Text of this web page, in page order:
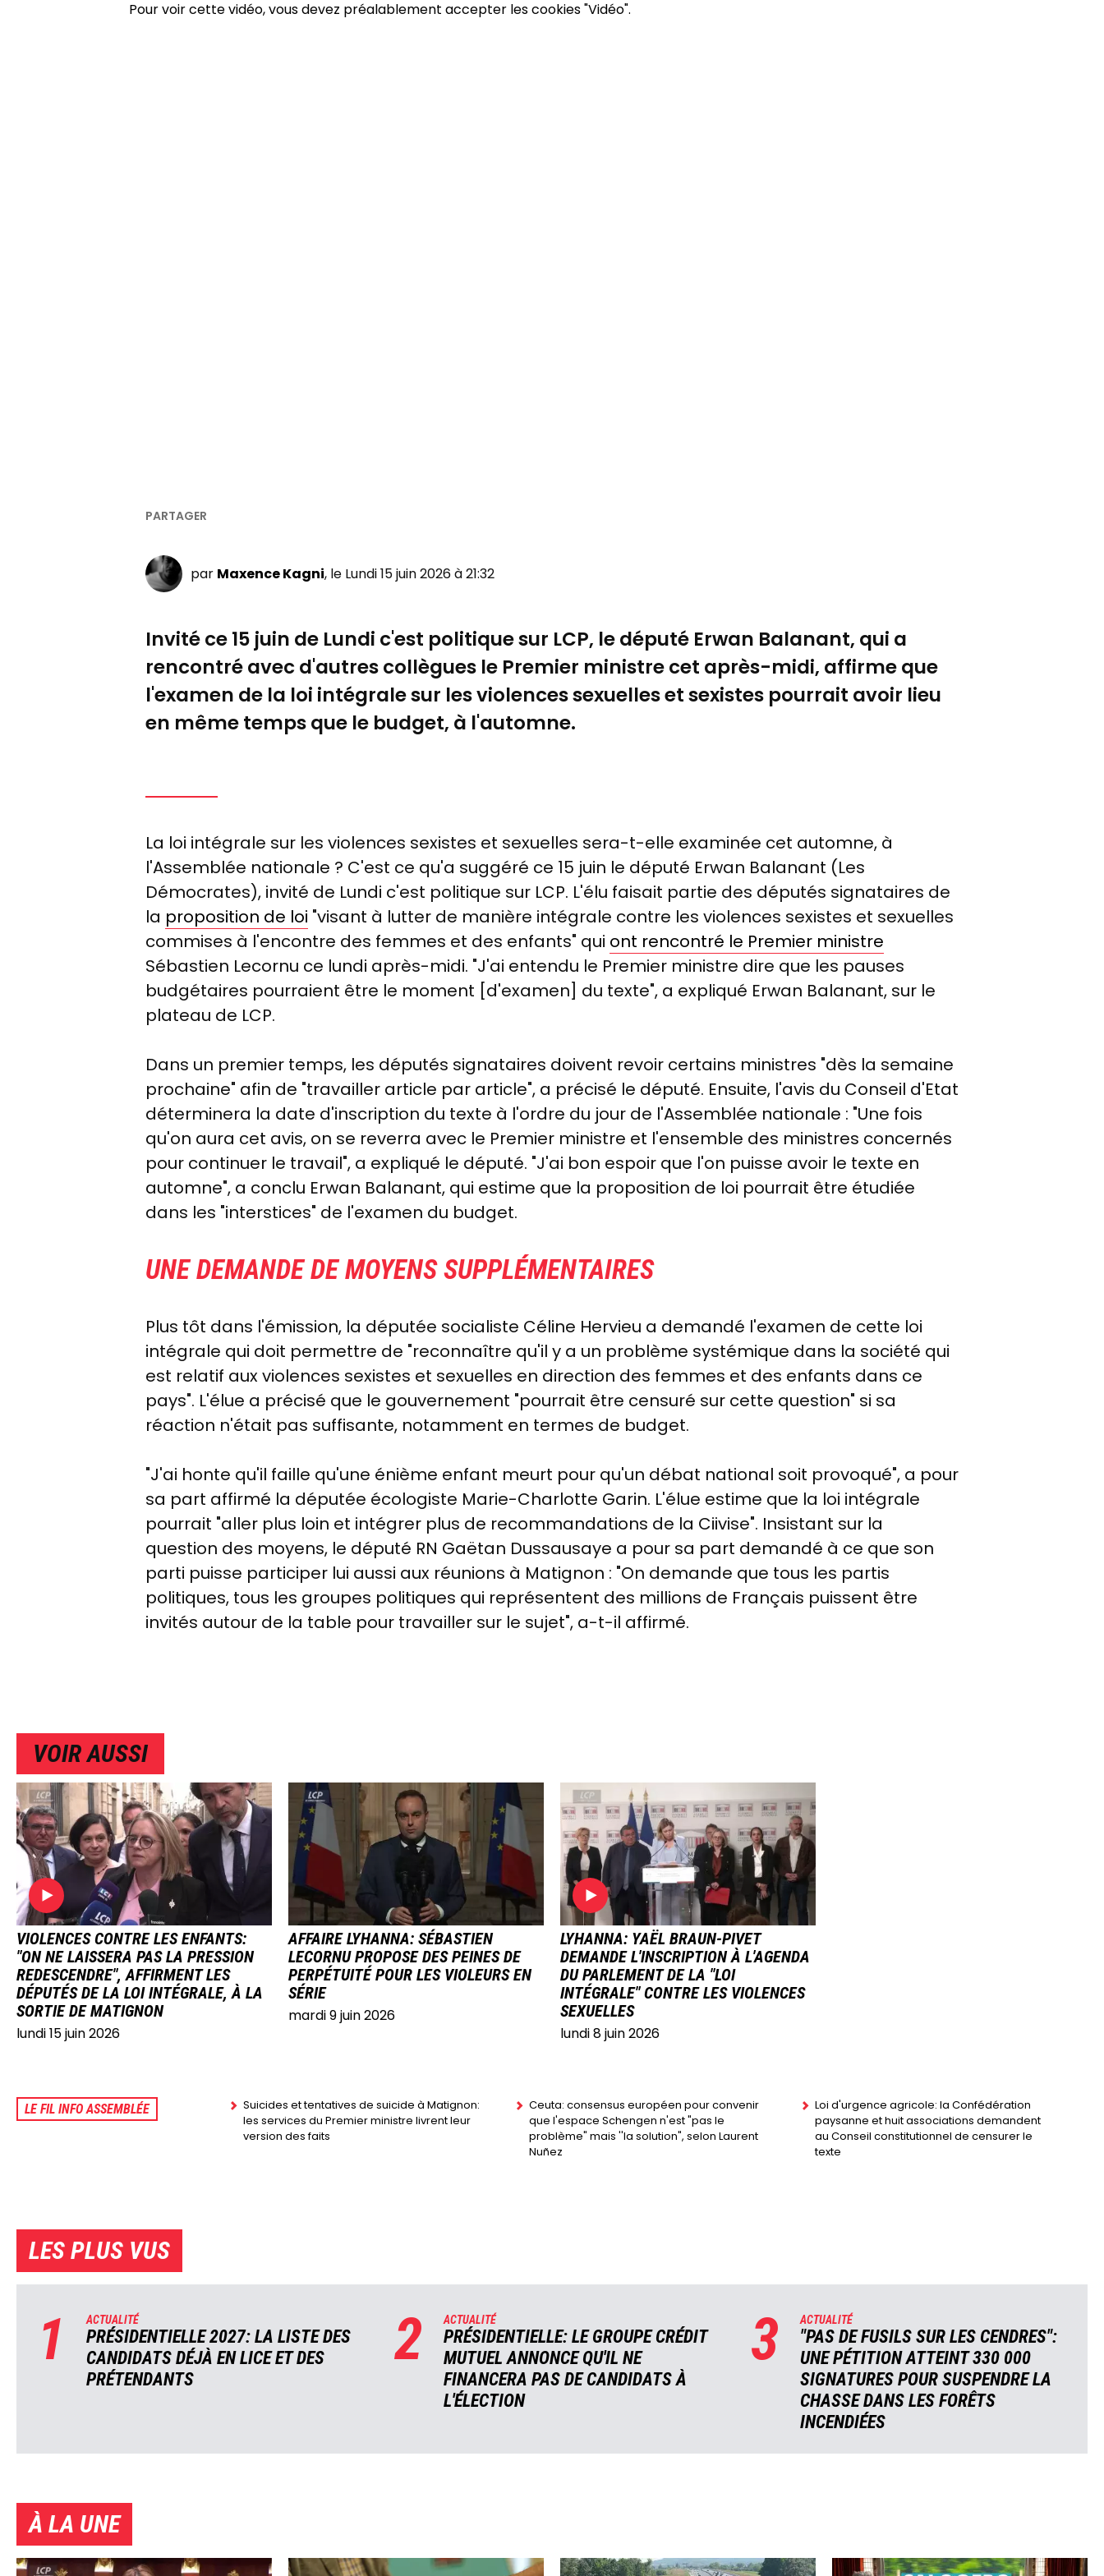
Pour voir cette vidéo, vous devez préalablement accepter les cookies "Vidéo".
par Maxence Kagni, le Lundi 15 juin 2026 à 21:32
Invité ce 15 juin de Lundi c'est politique sur LCP, le député Erwan Balanant, qui a
rencontré avec d'autres collègues le Premier ministre cet après-midi, affirme que
l'examen de la loi intégrale sur les violences sexuelles et sexistes pourrait avoir lieu
en même temps que le budget, à l'automne.
La loi intégrale sur les violences sexistes et sexuelles sera-t-elle examinée cet automne, à
l'Assemblée nationale ? C'est ce qu'a suggéré ce 15 juin le député Erwan Balanant (Les
Démocrates), invité de Lundi c'est politique sur LCP. L'élu faisait partie des députés signataires de
la proposition de loi "visant à lutter de manière intégrale contre les violences sexistes et sexuelles
commises à l'encontre des femmes et des enfants" qui ont rencontré le Premier ministre
Sébastien Lecornu ce lundi après-midi. "J'ai entendu le Premier ministre dire que les pauses
budgétaires pourraient être le moment [d'examen] du texte", a expliqué Erwan Balanant, sur le
plateau de LCP.
Dans un premier temps, les députés signataires doivent revoir certains ministres "dès la semaine
prochaine" afin de "travailler article par article", a précisé le député. Ensuite, l'avis du Conseil d'Etat
déterminera la date d'inscription du texte à l'ordre du jour de l'Assemblée nationale : "Une fois
qu'on aura cet avis, on se reverra avec le Premier ministre et l'ensemble des ministres concernés
pour continuer le travail", a expliqué le député. "J'ai bon espoir que l'on puisse avoir le texte en
automne", a conclu Erwan Balanant, qui estime que la proposition de loi pourrait être étudiée
dans les "interstices" de l'examen du budget.
UNE DEMANDE DE MOYENS SUPPLÉMENTAIRES
Plus tôt dans l'émission, la députée socialiste Céline Hervieu a demandé l'examen de cette loi
intégrale qui doit permettre de "reconnaître qu'il y a un problème systémique dans la société qui
est relatif aux violences sexistes et sexuelles en direction des femmes et des enfants dans ce
pays". L'élue a précisé que le gouvernement "pourrait être censuré sur cette question" si sa
réaction n'était pas suffisante, notamment en termes de budget.
"J'ai honte qu'il faille qu'une énième enfant meurt pour qu'un débat national soit provoqué", a pour
sa part affirmé la députée écologiste Marie-Charlotte Garin. L'élue estime que la loi intégrale
pourrait "aller plus loin et intégrer plus de recommandations de la Ciivise". Insistant sur la
question des moyens, le député RN Gaëtan Dussausaye a pour sa part demandé à ce que son
parti puisse participer lui aussi aux réunions à Matignon : "On demande que tous les partis
politiques, tous les groupes politiques qui représentent des millions de Français puissent être
invités autour de la table pour travailler sur le sujet", a-t-il affirmé.
VOIR AUSSI
IMAGE
VIOLENCES CONTRE LES ENFANTS:
"ON NE LAISSERA PAS LA PRESSION
REDESCENDRE", AFFIRMENT LES
DÉPUTÉS DE LA LOI INTÉGRALE, À LA
SORTIE DE MATIGNON
lundi 15 juin 2026
IMAGE
AFFAIRE LYHANNA: SÉBASTIEN
LECORNU PROPOSE DES PEINES DE
PERPÉTUITÉ POUR LES VIOLEURS EN
SÉRIE
mardi 9 juin 2026
IMAGE
LYHANNA: YAËL BRAUN-PIVET
DEMANDE L'INSCRIPTION À L'AGENDA
DU PARLEMENT DE LA "LOI
INTÉGRALE" CONTRE LES VIOLENCES
SEXUELLES
lundi 8 juin 2026
LE FIL INFO ASSEMBLÉE
Suicides et tentatives de suicide à Matignon:
les services du Premier ministre livrent leur
version des faits
Ceuta: consensus européen pour convenir
que l'espace Schengen n'est "pas le
problème" mais ''la solution", selon Laurent
Nuñez
Loi d'urgence agricole: la Confédération
paysanne et huit associations demandent
au Conseil constitutionnel de censurer le
texte
LES PLUS VUS
1 ACTUALITÉ
PRÉSIDENTIELLE 2027: LA LISTE DES
CANDIDATS DÉJÀ EN LICE ET DES
PRÉTENDANTS
2 ACTUALITÉ
PRÉSIDENTIELLE: LE GROUPE CRÉDIT
MUTUEL ANNONCE QU'IL NE
FINANCERA PAS DE CANDIDATS À
L'ÉLECTION
3 ACTUALITÉ
"PAS DE FUSILS SUR LES CENDRES":
UNE PÉTITION ATTEINT 330 000
SIGNATURES POUR SUSPENDRE LA
CHASSE DANS LES FORÊTS
INCENDIÉES
À LA UNE
Image Image Image Image